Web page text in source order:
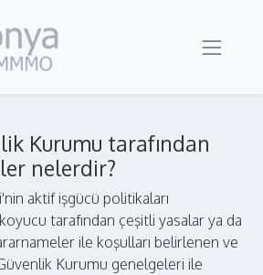
Kurumu tarafından
nelerdir?
aktif işgücü politikaları
tarafından çeşitli yasalar ya da
ile koşulları belirlenen ve
Kurumu genelgeleri ile